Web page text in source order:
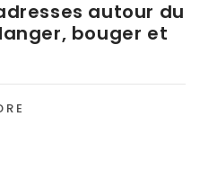
autour du
bouger et